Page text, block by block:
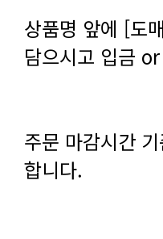
상품명 앞에 [도
담으시고 입금
주문 마감시간
합니다.